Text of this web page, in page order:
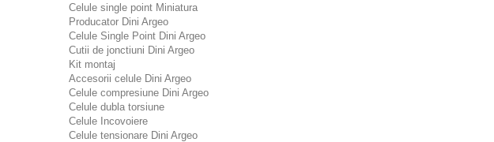
Celule single point Miniatura
Producator Dini Argeo
Celule Single Point Dini Argeo
Cutii de jonctiuni Dini Argeo
Kit montaj
Accesorii celule Dini Argeo
Celule compresiune Dini Argeo
Celule dubla torsiune
Celule Incovoiere
Celule tensionare Dini Argeo